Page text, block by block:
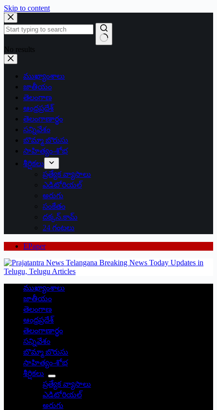
Skip to content
No results
ముఖ్యాంశాలు
జాతీయం
తెలంగాణ
ఆంధ్రప్రదేశ్
తెలంగాణార్థం
సన్నివేశం
బొమ్మా బొరుసు
సాహిత్యం-శోభ
శీర్షికలు
ప్రత్యేక వ్యాసాలు
ఎడిటోరియల్
అరుగు
సంకేతం
దక్కన్.కామ్
24 గంటలు
EPaper
ముఖ్యాంశాలు
జాతీయం
తెలంగాణ
ఆంధ్రప్రదేశ్
తెలంగాణార్థం
సన్నివేశం
బొమ్మా బొరుసు
సాహిత్యం-శోభ
శీర్షికలు
ప్రత్యేక వ్యాసాలు
ఎడిటోరియల్
అరుగు